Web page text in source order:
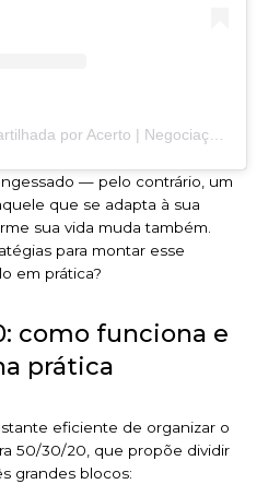
Uma publicação compartilhada por Acerto | Negociação Online (@acerto_negocie)
— pelo contrário, um
que se adapta à sua
sua vida muda também.
para montar esse
em prática?
como funciona e
prática
eficiente de organizar o
50/30/20, que propõe dividir
grandes blocos: